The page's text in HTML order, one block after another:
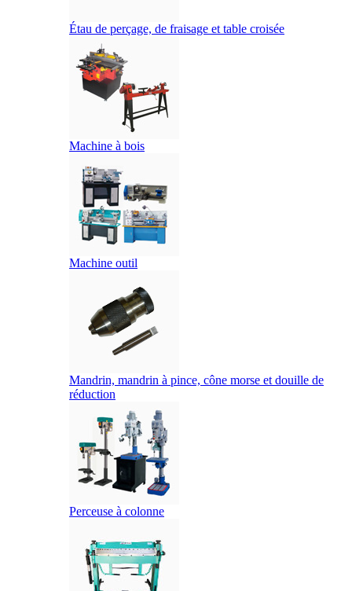
Étau de perçage, de fraisage et table croisée
Machine à bois
Machine outil
Mandrin, mandrin à pince, cône morse et douille de
réduction
Perceuse à colonne